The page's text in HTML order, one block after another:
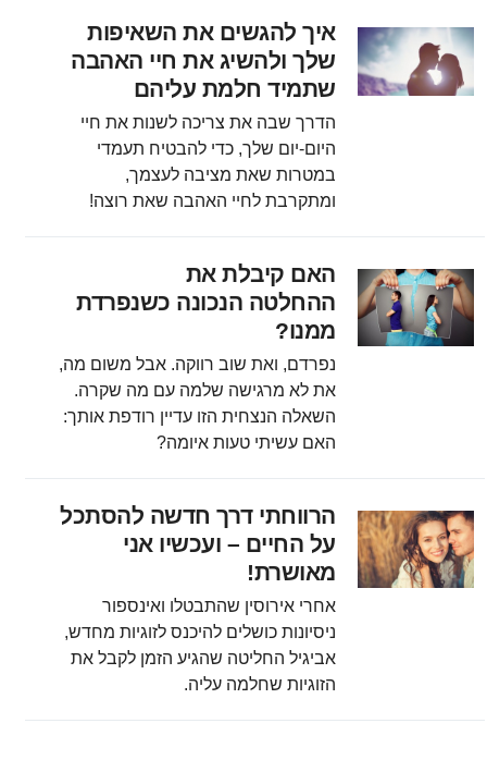
איך להגשים את השאיפות
שלך ולהשיג את חיי האהבה
שתמיד חלמת עליהם
הדרך שבה את צריכה לשנות את חיי
היום-יום שלך, כדי להבטיח תעמדי
במטרות שאת מציבה לעצמך,
ומתקרבת לחיי האהבה שאת רוצה!
האם קיבלת את
ההחלטה הנכונה כשנפרדת
ממנו?
נפרדם, ואת שוב רווקה. אבל משום מה,
את לא מרגישה שלמה עם מה שקרה.
השאלה הנצחית הזו עדיין רודפת אותך:
האם עשיתי טעות איומה?
הרווחתי דרך חדשה להסתכל
על החיים – ועכשיו אני
מאושרת!
אחרי אירוסין שהתבטלו ואינספור
ניסיונות כושלים להיכנס לזוגיות מחדש,
אביגיל החליטה שהגיע הזמן לקבל את
הזוגיות שחלמה עליה.